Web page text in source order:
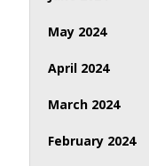
May 2024
April 2024
March 2024
February 2024